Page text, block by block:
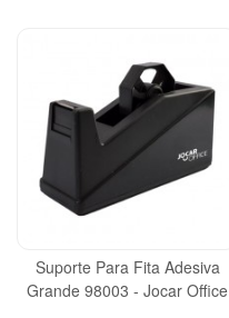
Suporte Para Fita Adesiva
Grande 98003 - Jocar Office